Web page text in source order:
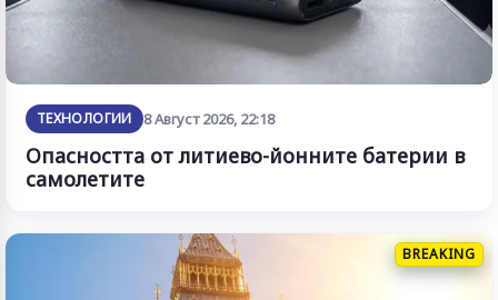
ТЕХНОЛОГИИ 8 Август 2026, 22:18
Опасността от литиево-йонните батерии в
самолетите
BREAKING